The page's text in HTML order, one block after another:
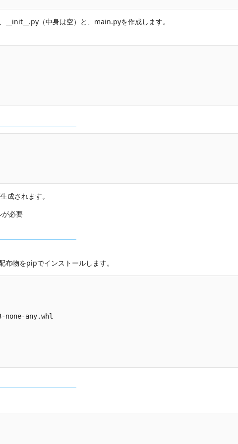
（中身は空）と、main.pyを作成します。
成されます。
必要
物をpipでインストールします。
none-any.whl